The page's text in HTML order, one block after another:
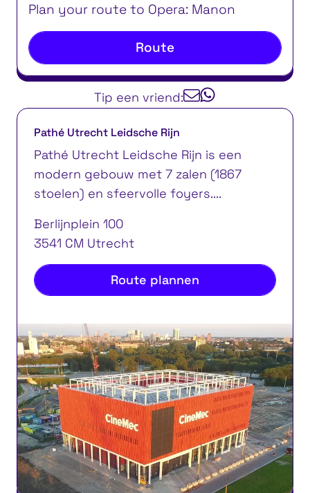
Plan your route to Opera: Manon
Route
Tip een vriend:
Pathé Utrecht Leidsche Rijn
Pathé Utrecht Leidsche Rijn is een
modern gebouw met 7 zalen (1867
stoelen) en sfeervolle foyers....
Berlijnplein 100
3541 CM Utrecht
Route plannen